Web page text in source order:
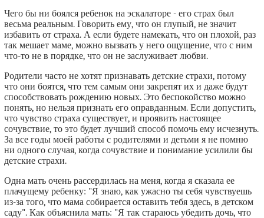
Чего бы ни боялся ребенок на эскалаторе - его страх был
весьма реальным. Говорить ему, что он глупый, не значит
избавить от страха. А если будете намекать, что он плохой, раз
так мешает маме, можно вызвать у него ощущение, что с ним
что-то не в порядке, что он не заслуживает любви.
Родители часто не хотят признавать детские страхи, потому
что они боятся, что тем самым они закрепят их и даже будут
способствовать рождению новых. Это беспокойство можно
понять, но нельзя признать его оправданным. Если допустить,
что чувство страха существует, и проявить настоящее
сочувствие, то это будет лучший способ помочь ему исчезнуть.
За все годы моей работы с родителями и детьми я не помню
ни одного случая, когда сочувствие и понимание усилили бы
детские страхи.
Одна мать очень рассердилась на меня, когда я сказала ее
плачущему ребенку: "Я знаю, как ужасно ты себя чувствуешь
из-за того, что мама собирается оставить тебя здесь, в детском
саду". Как объяснила мать: "Я так стараюсь убедить дочь, что